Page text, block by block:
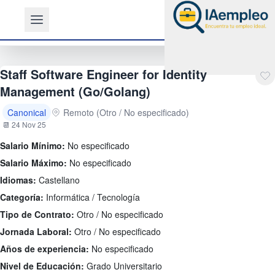
Staff Software Engineer for Identity
Management (Go/Golang)
Canonical Remoto (Otro / No especificado)
📆 24 Nov 25
Salario Mínimo: No especificado
Salario Máximo: No especificado
Idiomas: Castellano
Categoría: Informática / Tecnología
Tipo de Contrato: Otro / No especificado
Jornada Laboral: Otro / No especificado
Años de experiencia: No especificado
Nivel de Educación: Grado Universitario